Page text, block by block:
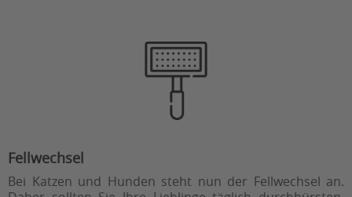
Fellwechsel
Bei Katzen und Hunden steht nun der Fellwechsel an.